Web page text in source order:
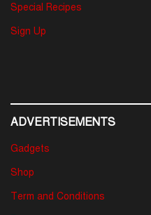
Special Recipes
Sign Up
ADVERTISEMENTS
Gadgets
Shop
Term and Conditions